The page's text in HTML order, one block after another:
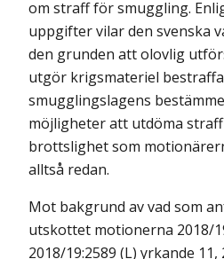
om straff för smuggling.
uppgifter vilar den svenska
den grunden att olovlig
utgör krigsmateriel
smugglingslagens
möjligheter att utdöma
brottslighet som
alltså redan.
Mot bakgrund av vad som
utskottet motionerna 2018/
2018/19:2589 (L) yrkande 11,